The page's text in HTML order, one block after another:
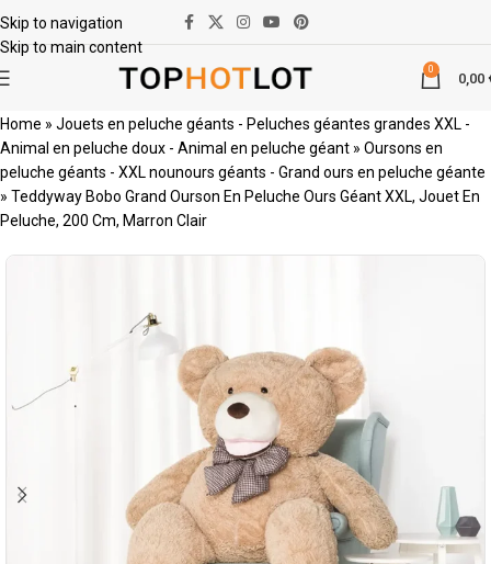
Skip to navigation
Skip to main content
0
0,00
Home » Jouets en peluche géants - Peluches géantes grandes XXL -
Animal en peluche doux - Animal en peluche géant » Oursons en
peluche géants - XXL nounours géants - Grand ours en peluche géante
» Teddyway Bobo Grand Ourson En Peluche Ours Géant XXL, Jouet En
Peluche, 200 Cm, Marron Clair